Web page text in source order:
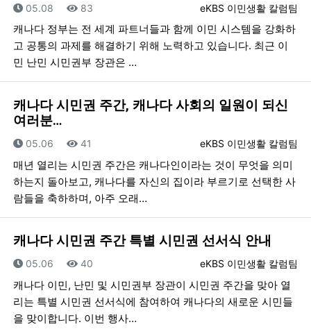
등록자
eKBS 이민생활 칼럼팀
등록일
05.08 조회
83
캐나다 정부는 전 세계 파트너들과 함께 이민 시스템을 강화하
고 공통의 과제를 해결하기 위해 노력하고 있습니다. 최근 이
민 난민 시민권부 장관은 …
캐나다 시민권 주간, 캐나다 사회의 일원이 되신
여러분…
등록자
eKBS 이민생활 칼럼팀
등록일
05.06 조회
41
매년 열리는 시민권 주간은 캐나다인이라는 것이 무엇을 의미
하는지 돌아보고, 캐나다를 자신의 집이라 부르기로 선택한 사
람들을 축하하며, 아주 오래…
캐나다 시민권 주간 특별 시민권 선서식 안내
등록자
eKBS 이민생활 칼럼팀
등록일
05.06 조회
40
캐나다 이민, 난민 및 시민권부 장관이 시민권 주간을 맞아 열
리는 특별 시민권 선서식에 참여하여 캐나다의 새로운 시민들
을 맞이합니다. 이번 행사…